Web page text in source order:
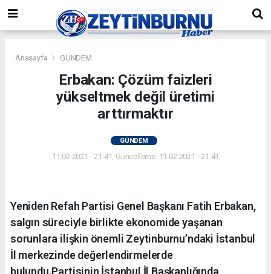
Anasayfa GÜNDEM
Erbakan: Çözüm faizleri
yükseltmek değil üretimi
arttırmaktır
GÜNDEM
11.02.2021 - 21:41, Güncelleme: 11.02.2021 - 21:41
Yeniden Refah Partisi Genel Başkanı Fatih Erbakan,
salgın süreciyle birlikte ekonomide yaşanan
sorunlara ilişkin önemli Zeytinburnu’ndaki İstanbul
İl merkezinde değerlendirmelerde
bulundu.Partisinin İstanbul İl Başkanlığında